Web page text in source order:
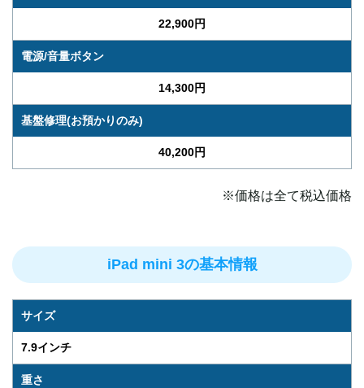
22,900円
電源/音量ボタン
14,300円
基盤修理(お預かりのみ)
40,200円
※価格は全て税込価格
iPad mini 3の基本情報
サイズ
7.9インチ
重さ